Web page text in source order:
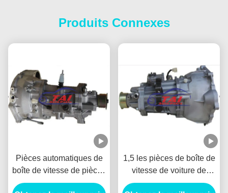
Produits Connexes
Pièces automatiques de
boîte de vitesse de pièces
de rechange
1,5 les pièces de boîte de
vitesse de voiture de
SC16M5C, transmission